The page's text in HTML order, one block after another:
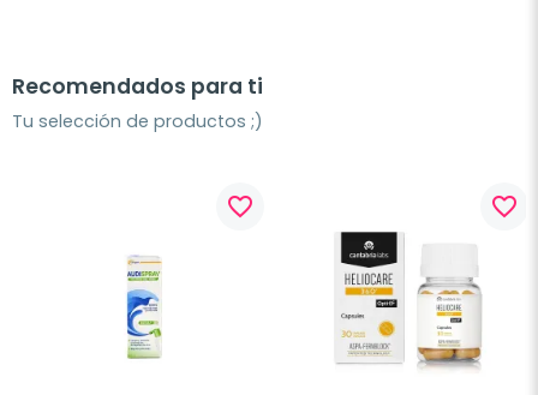
Recomendados para ti
Tu selección de productos ;)
favorite_border favorite_border